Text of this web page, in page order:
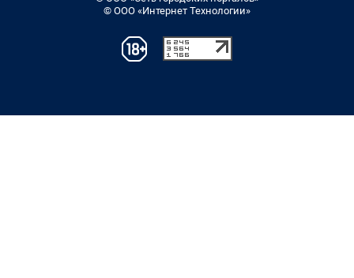
© ООО «Интернет Технологии»